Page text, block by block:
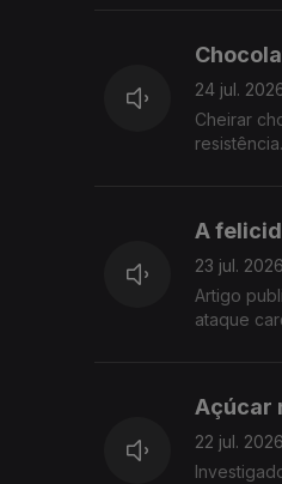
24 jul.
Cheirar
A
23 jul. 2026
Artigo
ataque
Açúcar
22 jul. 2026